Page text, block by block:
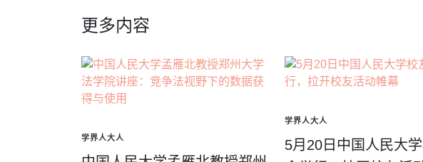
更多内容
学界人大人
学界人大人
5月20日中国人民大